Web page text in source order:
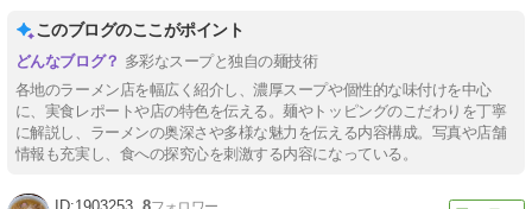
このブログのここがポイント
多彩なスープと独自の麺技術
各地のラーメン店を幅広く紹介し、濃厚スープや個性的な味付けを中心
に、実食レポートや店の特色を伝える。麺やトッピングのこだわりを丁寧
に解説し、ラーメンの奥深さや多様な魅力を伝える内容構成。写真や店舗
情報も充実し、食への探究心を刺激する内容になっている。